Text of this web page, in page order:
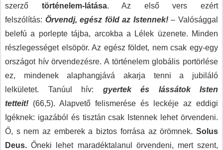
szerző történelem-látása. Az első vers ezért
felszólítás: Örvendj, egész föld az Istennek!– Valósággal
belefú a porlepte tájba, arcokba a Lélek üzenete. Minden
részlegességet elsöpör. Az egész földet, nem csak egy-egy
országot hív örvendezésre. A történelem globális portörlése
ez, mindenek alaphangjává akarja tenni a jubiláló
lelkületet. Tanúul hív: gyertek és lássátok Isten
tetteit! (66,5). Alapvető felismerése és leckéje az eddigi
Igéknek: igazából és tisztán csak Istennek lehet örvendeni.
Ő, s nem az emberek a biztos forrása az örömnek. Solus
Deus. Őneki lehet maradéktalanul örvendeni, mert szent,